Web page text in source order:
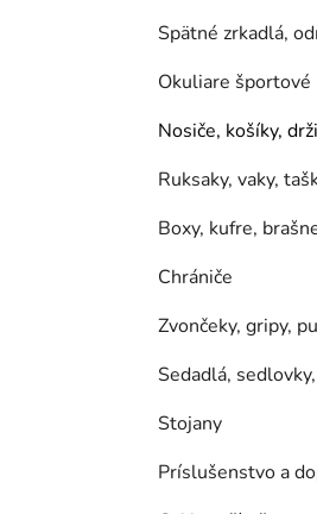
Spätné zrkadlá,
Okuliare športové
Nosiče, košíky,
Ruksaky, vaky,
Boxy, kufre,
Chrániče
Zvončeky, gripy,
Sedadlá,
Stojany
Príslušenstvo a